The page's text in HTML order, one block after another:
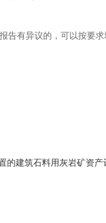
告有异议的 ， 可以按要
的建筑石料用灰岩矿资产